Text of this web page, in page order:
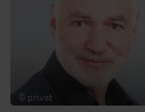
© privat